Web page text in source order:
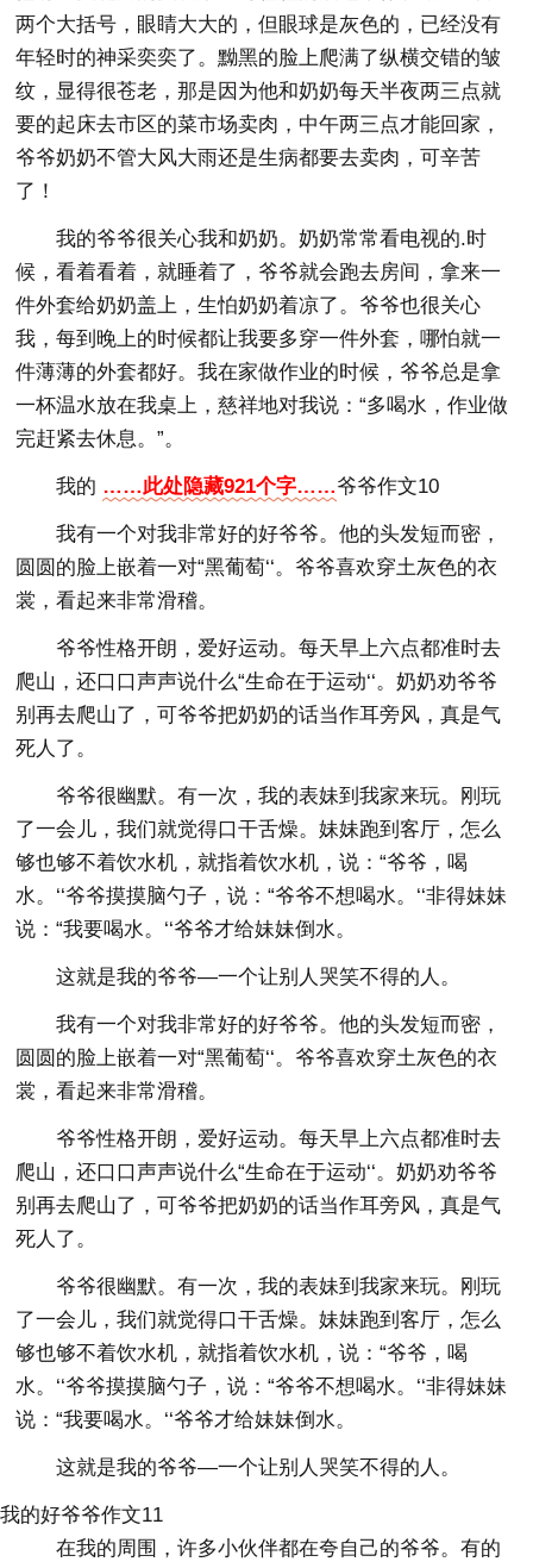
两个大括号，眼睛大大的，但眼球是灰色的，已经没有
年轻时的神采奕奕了。黝黑的脸上爬满了纵横交错的皱
纹，显得很苍老，那是因为他和奶奶每天半夜两三点就
要的起床去市区的菜市场卖肉，中午两三点才能回家，
爷爷奶奶不管大风大雨还是生病都要去卖肉，可辛苦
了！
我的爷爷很关心我和奶奶。奶奶常常看电视的.时
候，看着看着，就睡着了，爷爷就会跑去房间，拿来一
件外套给奶奶盖上，生怕奶奶着凉了。爷爷也很关心
我，每到晚上的时候都让我要多穿一件外套，哪怕就一
件薄薄的外套都好。我在家做作业的时候，爷爷总是拿
一杯温水放在我桌上，慈祥地对我说：“多喝水，作业做
完赶紧去休息。”。
我的 ……此处隐藏921个字……爷爷作文10
我有一个对我非常好的好爷爷。他的头发短而密，
圆圆的脸上嵌着一对“黑葡萄‘‘。爷爷喜欢穿土灰色的衣
裳，看起来非常滑稽。
爷爷性格开朗，爱好运动。每天早上六点都准时去
爬山，还口口声声说什么“生命在于运动‘‘。奶奶劝爷爷
别再去爬山了，可爷爷把奶奶的话当作耳旁风，真是气
死人了。
爷爷很幽默。有一次，我的表妹到我家来玩。刚玩
了一会儿，我们就觉得口干舌燥。妹妹跑到客厅，怎么
够也够不着饮水机，就指着饮水机，说：“爷爷，喝
水。‘‘爷爷摸摸脑勺子，说：“爷爷不想喝水。‘‘非得妹妹
说：“我要喝水。‘‘爷爷才给妹妹倒水。
这就是我的爷爷―一个让别人哭笑不得的人。
我有一个对我非常好的好爷爷。他的头发短而密，
圆圆的脸上嵌着一对“黑葡萄‘‘。爷爷喜欢穿土灰色的衣
裳，看起来非常滑稽。
爷爷性格开朗，爱好运动。每天早上六点都准时去
爬山，还口口声声说什么“生命在于运动‘‘。奶奶劝爷爷
别再去爬山了，可爷爷把奶奶的话当作耳旁风，真是气
死人了。
爷爷很幽默。有一次，我的表妹到我家来玩。刚玩
了一会儿，我们就觉得口干舌燥。妹妹跑到客厅，怎么
够也够不着饮水机，就指着饮水机，说：“爷爷，喝
水。‘‘爷爷摸摸脑勺子，说：“爷爷不想喝水。‘‘非得妹妹
说：“我要喝水。‘‘爷爷才给妹妹倒水。
这就是我的爷爷―一个让别人哭笑不得的人。
我的好爷爷作文11
在我的周围，许多小伙伴都在夸自己的爷爷。有的